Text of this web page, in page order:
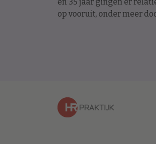
op vooruit, onder meer